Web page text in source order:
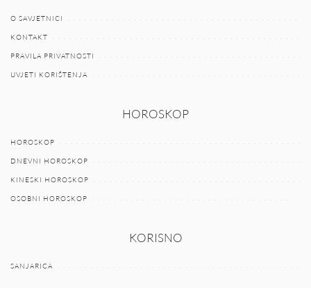
O SAVJETNICI
KONTAKT
PRAVILA PRIVATNOSTI
UVJETI KORIŠTENJA
HOROSKOP
HOROSKOP
DNEVNI HOROSKOP
KINESKI HOROSKOP
OSOBNI HOROSKOP
KORISNO
SANJARICA